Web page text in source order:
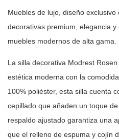
Muebles de lujo, diseño
decorativas premium, elegancia y
muebles modernos de alta gama.
La silla decorativa Modrest
estética moderna con la
100% poliéster, esta silla cuenta
cepillado que añaden un toque de
respaldo ajustado garantiza una
que el relleno de espuma y cojín